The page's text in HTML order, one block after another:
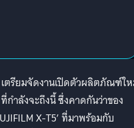
เตรียมจัดงานเปิดตัวผลิตภัณฑ์ใ
ำลังจะถึงนี้ ซึ่งคาดกันว่าของ
X-T5’ ที่มาพร้อมกับ